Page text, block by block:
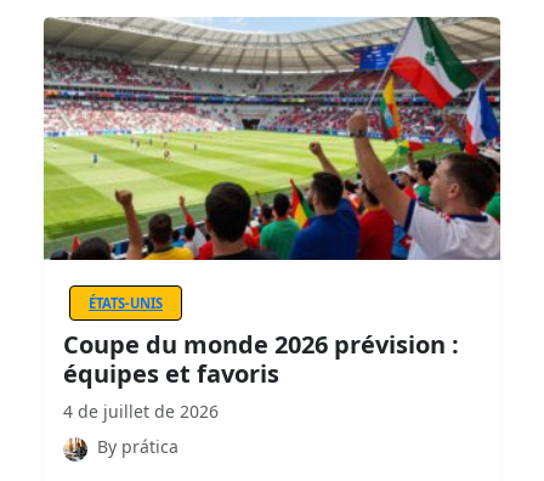
ÉTATS-UNIS
Coupe du monde 2026 prévision :
équipes et favoris
4 de juillet de 2026
By prática